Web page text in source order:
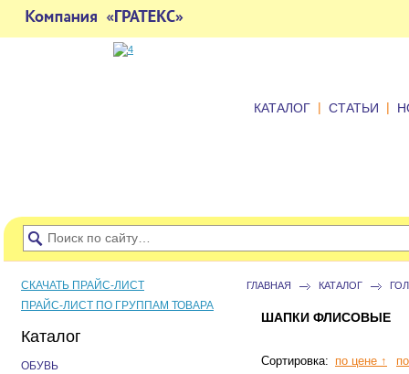
КАТАЛОГ | СТАТЬИ |
ГЛАВНАЯ КАТАЛОГ
ШАПКИ ФЛИСОВЫЕ
Сортировка: по цене ↑
СКАЧАТЬ ПРАЙС-ЛИСТ
ПРАЙС-ЛИСТ ПО ГРУППАМ ТОВАРА
Каталог
ОБУВЬ